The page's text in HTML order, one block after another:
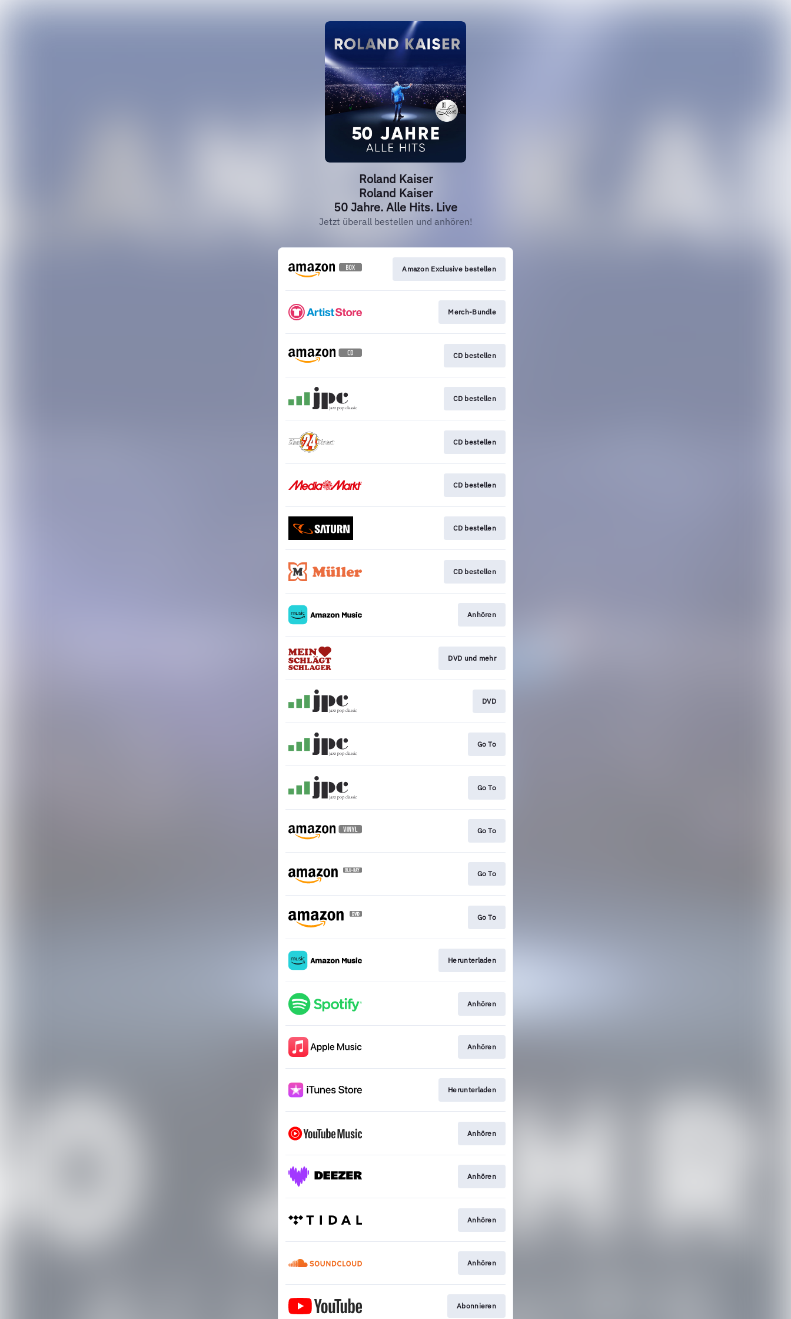
Roland Kaiser
Roland Kaiser
50 Jahre. Alle Hits. Live
Jetzt überall bestellen und anhören!
Amazon Exclusive bestellen
Merch-Bundle
CD bestellen
CD bestellen
CD bestellen
CD bestellen
CD bestellen
CD bestellen
Anhören
DVD und mehr
DVD
Go To
Go To
Go To
Go To
Go To
Herunterladen
Anhören
Anhören
Herunterladen
Anhören
Anhören
Anhören
Anhören
Abonnieren